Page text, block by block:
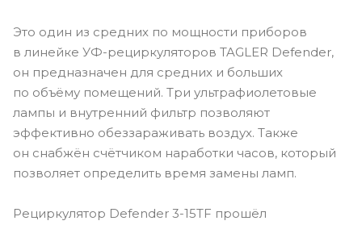
Это один из средних по мощности приборов
в линейке УФ-рециркуляторов TAGLER Defender,
он предназначен для средних и больших
по объёму помещений. Три ультрафиолетовые
лампы и внутренний фильтр позволяют
эффективно обеззараживать воздух. Также
он снабжён счётчиком наработки часов, который
позволяет определить время замены ламп.
Рециркулятор Defender 3-15TF прошёл